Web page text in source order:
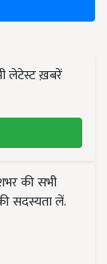
लेटेस्ट ख़बरें
की सभी
सदस्यता लें.